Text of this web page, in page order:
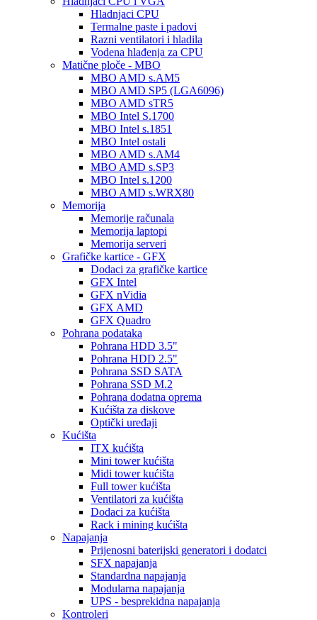
Hladnjaci CPU
Termalne paste i padovi
Razni ventilatori i hladila
Vodena hlađenja za CPU
Matične ploče - MBO
MBO AMD s.AM5
MBO AMD SP5 (LGA6096)
MBO AMD sTR5
MBO Intel S.1700
MBO Intel s.1851
MBO Intel ostali
MBO AMD s.AM4
MBO AMD s.SP3
MBO Intel s.1200
MBO AMD s.WRX80
Memorija
Memorije računala
Memorija laptopi
Memorija serveri
Grafičke kartice - GFX
Dodaci za grafičke kartice
GFX Intel
GFX nVidia
GFX AMD
GFX Quadro
Pohrana podataka
Pohrana HDD 3.5"
Pohrana HDD 2.5"
Pohrana SSD SATA
Pohrana SSD M.2
Pohrana dodatna oprema
Kućišta za diskove
Optički uređaji
Kućišta
ITX kućišta
Mini tower kućišta
Midi tower kućišta
Full tower kućišta
Ventilatori za kućišta
Dodaci za kućišta
Rack i mining kućišta
Napajanja
Prijenosni baterijski generatori i dodatci
SFX napajanja
Standardna napajanja
Modularna napajanja
UPS - besprekidna napajanja
Kontroleri